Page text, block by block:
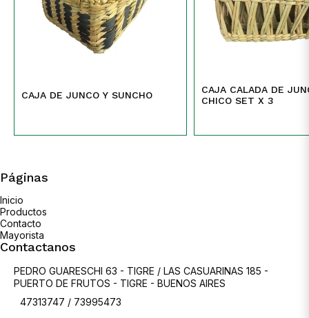
CAJA DE JUNCO Y SUNCHO
CAJA CALADA DE
CHICO SET X 3
Páginas
Inicio
Productos
Contacto
Mayorista
Contactanos
PEDRO GUARESCHI 63 - TIGRE / LAS CASUARINAS 185 -
PUERTO DE FRUTOS - TIGRE - BUENOS AIRES
47313747 / 73995473